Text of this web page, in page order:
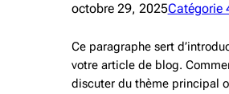
octobre 29, 2025Catégorie
Ce paragraphe sert
votre article de blog.
discuter du thème principal